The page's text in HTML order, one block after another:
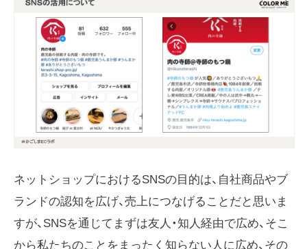
ネットショップにおけるSNSの目的は、自社商品やブ
ランドの認知を広げ、売上につなげることだと思いま
すが、SNSを通じてまずは友人・知人経由で広め、そこ
から私たちのことをまったく知らない人に広め、その